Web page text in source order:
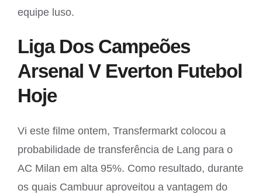
equipe luso.
Liga Dos Campeões
Arsenal V Everton Futebol
Hoje
Vi este filme ontem, Transfermarkt colocou a
probabilidade de transferência de Lang para o
AC Milan em alta 95%. Como resultado, durante
os quais Cambuur aproveitou a vantagem do